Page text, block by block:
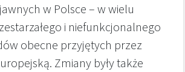
w Polsce – w wielu
i niefunkcjonalnego
obecne przyjętych przez
Zmiany były także